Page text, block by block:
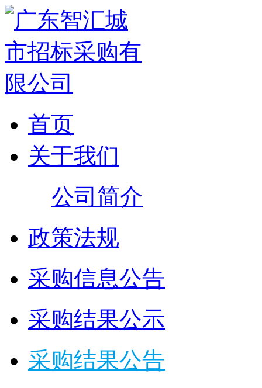
首页
关于我们
公司简介
政策法规
采购信息公告
采购结果公示
采购结果公告